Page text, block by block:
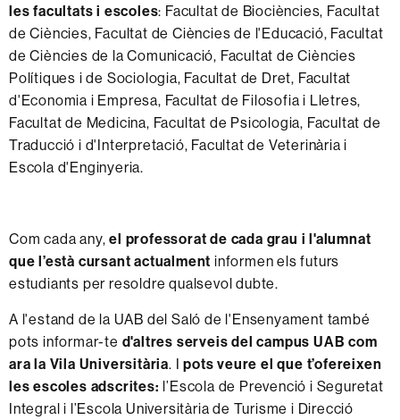
les facultats i escoles: Facultat de Biociències, Facultat
de Ciències, Facultat de Ciències de l'Educació, Facultat
de Ciències de la Comunicació, Facultat de Ciències
Polítiques i de Sociologia, Facultat de Dret, Facultat
d'Economia i Empresa, Facultat de Filosofia i Lletres,
Facultat de Medicina, Facultat de Psicologia, Facultat de
Traducció i d'Interpretació, Facultat de Veterinària i
Escola d'Enginyeria.
Com cada any,el professorat de cada grau i l'alumnat
que l’està cursant actualmentinformen els futurs
estudiants per resoldre qualsevol dubte.
A l'estand de la UAB del Saló de l'Ensenyament també
pots informar-te d'altres serveis del campus UAB com
ara la Vila Universitària. Ipots veure el que t’ofereixen
les escoles adscrites: l’Escola de Prevenció i Seguretat
Integral i l’Escola Universitària de Turisme i Direcció